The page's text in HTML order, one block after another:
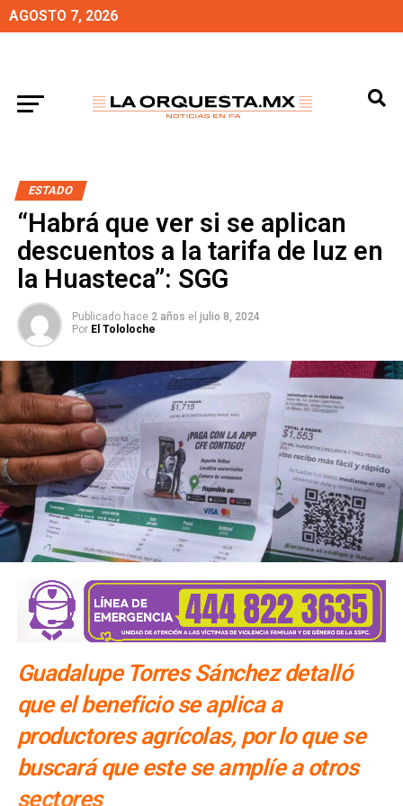
AGOSTO 7, 2026
ESTADO
“Habrá que ver si se aplican
descuentos a la tarifa de luz en
la Huasteca”: SGG
Publicado hace 2 años el julio 8, 2024
Por El Tololoche
Guadalupe Torres Sánchez detalló
que el beneficio se aplica a
productores agrícolas, por lo que se
buscará que este se amplíe a otros
sectores